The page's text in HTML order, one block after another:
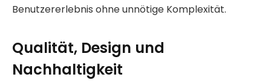
Benutzererlebnis ohne unnötige Komplexität.
Qualität, Design und
Nachhaltigkeit